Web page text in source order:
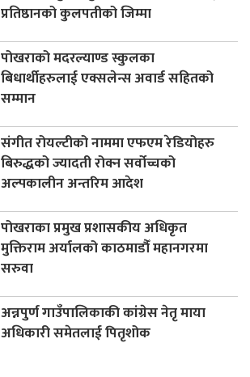
प्रतिष्ठानको कुलपतीको जिम्मा
पोखराको मदरल्याण्ड स्कुलका
बिधार्थीहरुलाई एक्सलेन्स अवार्ड सहितको
सम्मान
संगीत रोयल्टीको नाममा एफएम रेडियोहरु
बिरुद्धको ज्यादती रोक्न सर्वोच्चको
अल्पकालीन अन्तरिम आदेश
पोखराका प्रमुख प्रशासकीय अधिकृत
मुक्तिराम अर्यालको काठमाडौँ महानगरमा
सरुवा
अन्नपुर्ण गाउँपालिकाकी कांग्रेस नेतृ माया
अधिकारी समेतलाई पितृशोक